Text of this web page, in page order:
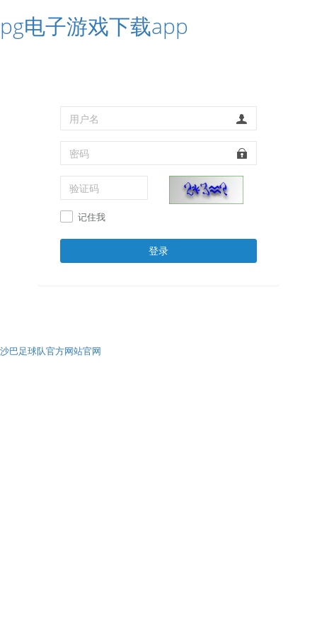
pg电子游戏下载app
记住我
登录
沙巴足球队官方网站官网